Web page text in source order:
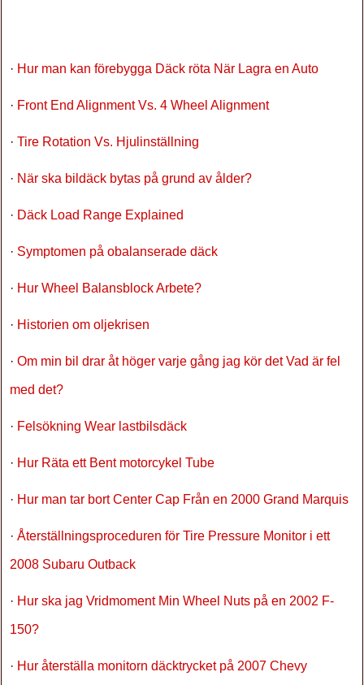
· Hur man kan förebygga Däck röta När Lagra en Auto
· Front End Alignment Vs. 4 Wheel Alignment
· Tire Rotation Vs. Hjulinställning
· När ska bildäck bytas på grund av ålder?
· Däck Load Range Explained
· Symptomen på obalanserade däck
· Hur Wheel Balansblock Arbete?
· Historien om oljekrisen
· Om min bil drar åt höger varje gång jag kör det Vad är fel
med det?
· Felsökning Wear lastbilsdäck
· Hur Räta ett Bent motorcykel Tube
· Hur man tar bort Center Cap Från en 2000 Grand Marquis
· Återställningsproceduren för Tire Pressure Monitor i ett
2008 Subaru Outback
· Hur ska jag Vridmoment Min Wheel Nuts på en 2002 F-
150?
· Hur återställa monitorn däcktrycket på 2007 Chevy